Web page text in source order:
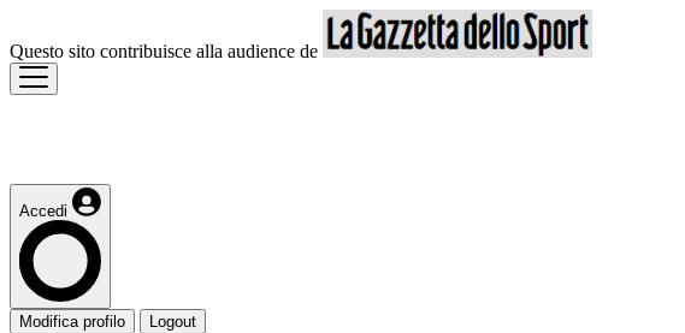
Questo sito contribuisce alla audience de
Accedi
Modifica profilo Logout